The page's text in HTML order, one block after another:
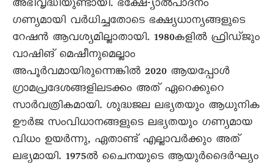
അഭിവൃദ്ധിയുണ്ടായി. ഭക്ഷേ-്യാൽപാദനം
ഗണ്യമായി വർധിച്ചതോടെ ഭക്ഷ്യധാന്യങ്ങളുടെ
റേഷൻ ആവശ്യമില്ലാതായി. 1980കളിൽ ഫ്രിഡ്ജും
വാഷിങ് മെഷീനുമെല്ലാം
അപൂർവമായിരുന്നെങ്കിൽ 2020 ആയപ്പോൾ
ഗ്രാമപ്രദേശങ്ങളിലടക്കം അത് ഏറെക്കുറെ
സാർവത്രികമായി. ശുദ്ധജല ലഭ്യതയും ആധുനിക
ഊർജ സംവിധാനങ്ങളുടെ ലഭ്യതയും ഗണ്യമായ
വിധം ഉയർന്നു, ഏതാണ്ട് എല്ലാവർക്കും അത്
ലഭ്യമായി. 1975ൽ ചെെനയുടെ ആയുർദെെർഘ്യം